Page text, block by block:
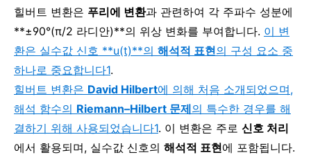
힐버트 변환은 푸리에 변환과 관련하여 각 주파수 성분에
**±90°(π/2 라디안)**의 위상 변화를 부여합니다. 이 변
환은 실수값 신호 **u(t)**의 해석적 표현의 구성 요소 중
하나로 중요합니다1.
힐버트 변환은 David Hilbert에 의해 처음 소개되었으며,
해석 함수의 Riemann–Hilbert 문제의 특수한 경우를 해
결하기 위해 사용되었습니다1. 이 변환은 주로 신호 처리
에서 활용되며, 실수값 신호의 해석적 표현에 포함됩니다.